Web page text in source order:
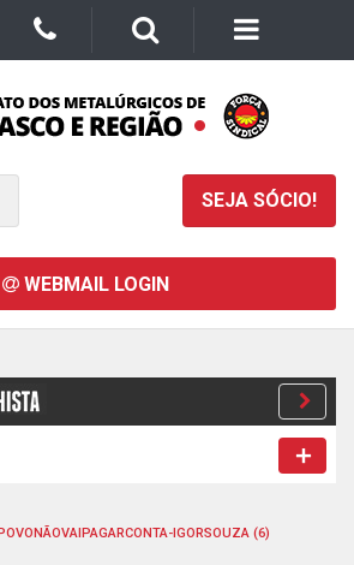
SEJA SÓCIO!
WEBMAIL LOGIN
IGORSOUZA (6)